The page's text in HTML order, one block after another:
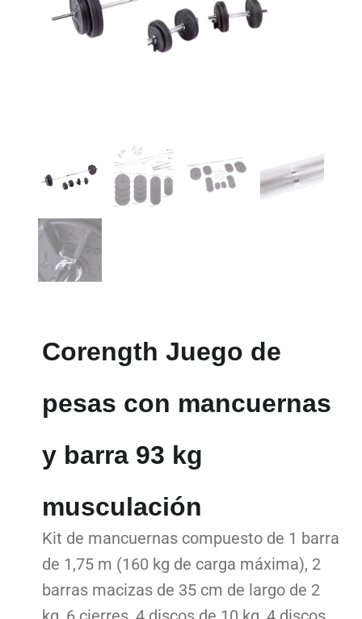
Corength Juego de
pesas con mancuernas
y barra 93 kg
musculación
Kit de mancuernas compuesto de 1 barra
de 1,75 m (160 kg de carga máxima), 2
barras macizas de 35 cm de largo de 2